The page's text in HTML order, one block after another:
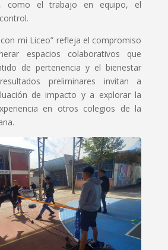
como el trabajo en equipo, el
con mi Liceo” refleja el compromiso
espacios colaborativos que
de pertenencia y el bienestar
preliminares invitan a
de impacto y a explorar la
en otros colegios de la